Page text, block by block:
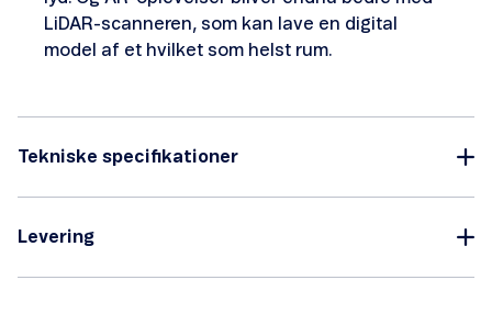
LiDAR-scanneren, som kan lave en digital
model af et hvilket som helst rum.
Tekniske specifikationer
Levering